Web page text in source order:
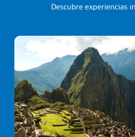
Descubre experiencias